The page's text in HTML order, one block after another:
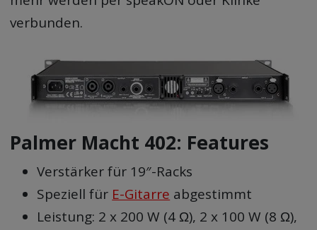
verbunden.
Palmer Macht 402: Features
Verstärker für 19″-Racks
Speziell für E-Gitarre abgestimmt
Leistung: 2 x 200 W (4 Ω), 2 x 100 W (8 Ω),